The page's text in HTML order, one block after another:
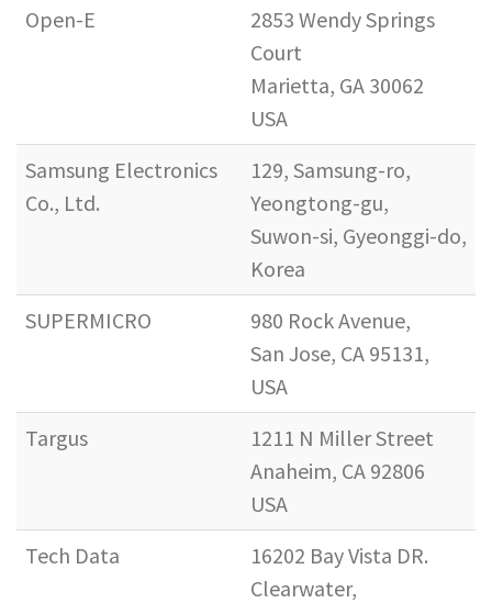
Open-E
2853 Wendy Springs
Court
Marietta, GA 30062
USA
Samsung Electronics
Co., Ltd.
129, Samsung-ro,
Yeongtong-gu,
Suwon-si, Gyeonggi-do,
Korea
SUPERMICRO
980 Rock Avenue,
San Jose, CA 95131,
USA
Targus
1211 N Miller Street
Anaheim, CA 92806
USA
Tech Data
16202 Bay Vista DR.
Clearwater,